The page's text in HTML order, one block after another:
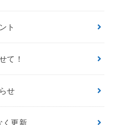
ト
て！
せ
く更新